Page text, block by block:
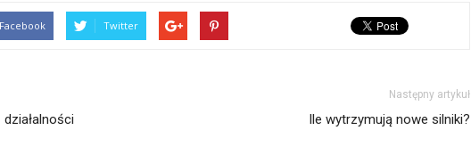
Facebook Twitter
Następny artykuł
Ile wytrzymują nowe silniki?